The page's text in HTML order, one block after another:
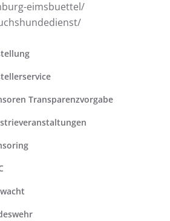
eimsbuettel/
Transparenzvorgabe